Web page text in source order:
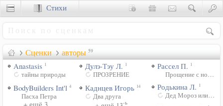
Сценки авторы 59
Anastasis 1
тайны природы
BodyBuilders Int'l 4
Пасха Петра
Дулэ-Тэу Л. 1
ПРОЗРЕНИЕ
Каднцев Игорь 14
Два друга
-ь
Рассел П. 1
Прощение с ногами
Родькина Л. 1
Дед Мороз или
Стихи